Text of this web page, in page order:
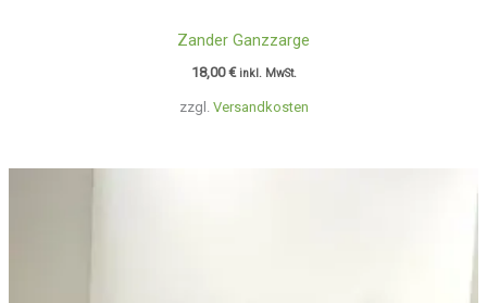
zzgl. Versandkosten
Zander Ganzzarge
18,00€ inkl. MwSt.